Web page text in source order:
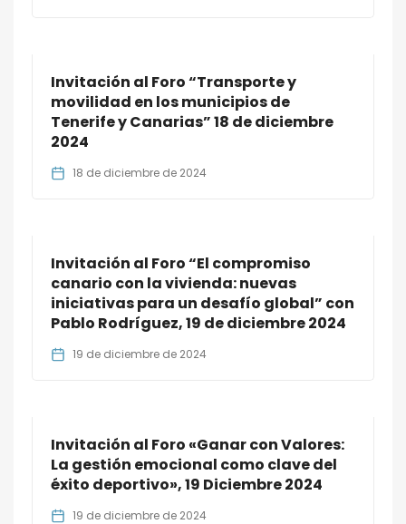
Invitación al Foro “Transporte y
movilidad en los municipios de
Tenerife y Canarias” 18 de diciembre
2024
18 de diciembre de 2024
Invitación al Foro “El compromiso
canario con la vivienda: nuevas
iniciativas para un desafío global” con
Pablo Rodríguez, 19 de diciembre 2024
19 de diciembre de 2024
Invitación al Foro «Ganar con Valores:
La gestión emocional como clave del
éxito deportivo», 19 Diciembre 2024
19 de diciembre de 2024